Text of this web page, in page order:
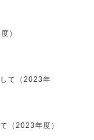
）
て（2023年
（2023年度）